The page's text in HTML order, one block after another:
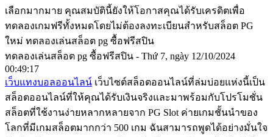
เลือกมากมาย คุณสมบัตินี้ยังให้โอกาสคุณได้รับเครดิตเพื่อ
ทดลองเกมฟรีทั้งหมดโดยไม่ต้องลงทะเบียนสำหรับสล็อต PG
ใหม่ ทดลองเล่นสล็อต pg ซื้อฟรีสปิน
ทดลองเล่นสล็อต pg ซื้อฟรีสปิน - Thứ 7, ngày 12/10/2024
00:49:17
เว็บแทงบอลออนไลน์ เว็บไซต์สล็อตออนไลน์ที่ล่มบ่อยแห่งนี้เป็น
สล็อตออนไลน์ที่ให้คุณได้รับเงินจริงและมาพร้อมกับโปรโมชั่น
สล็อตที่ใช้งานง่ายหลากหลายจาก PG Slot ค่ายเกมชั้นนำของ
โลกที่มีเกมสล็อตมากกว่า 500 เกม ฉันสามารถพูดได้อย่างมั่นใจ